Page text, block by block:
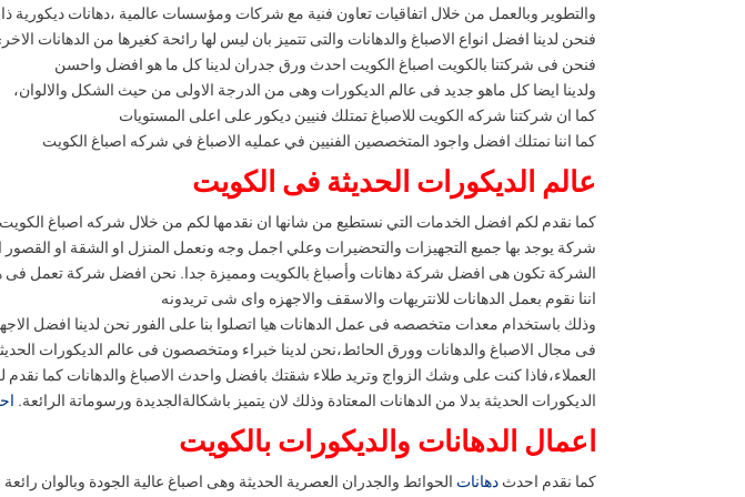
والتطوير وبالعمل من خلال اتفاقيات تعاون فنية مع شركات ومؤسسات عالمية ،دهانات ديكورية
فنحن لدينا افضل انواع الاصباغ والدهانات والتى تتميز بان ليس لها رائحة كغيرها من الدهانات
فنحن فى شركتنا بالكويت اصباغ الكويت احدث ورق جدران لدينا كل ما هو افضل واحسن
ولدينا ايضا كل ماهو جديد فى عالم الديكورات وهى من الدرجة الاولى من حيث الشكل والالوان،
كما ان شركتنا شركه الكويت للاصباغ تمتلك فنيين ديكور على اعلى المستويات
كما اننا نمتلك افضل واجود المتخصصين الفنيين في عمليه الاصباغ في شركه اصباغ الكويت
عالم الديكورات الحديثة فى الكويت
كما نقدم لكم افضل الخدمات التي نستطيع من شانها ان نقدمها لكم من خلال شركه اصباغ
شركة يوجد بها جميع التجهيزات والتحضيرات وعلي اجمل وجه ونعمل المنزل او الشقة او
الشركة تكون هى افضل شركة دهانات وأصباغ بالكويت ومميزة جدا. نحن افضل شركة تعمل فى
اننا نقوم بعمل الدهانات للانتريهات والاسقف والاجهزه واى شى تريدونه
وذلك باستخدام معدات متخصصه فى عمل الدهانات هيا اتصلوا بنا على الفور نحن لدينا افضل
فى مجال الاصباغ والدهانات وورق الحائط،نحن لدينا خبراء ومتخصصون فى عالم الديكورات
العملاء،فاذا كنت على وشك الزواج وتريد طلاء شقتك بافضل واحدث الاصباغ والدهانات كما
الديكورات الحديثة بدلا من الدهانات المعتادة وذلك لان يتميز باشكالةالجديدة ورسوماتة الرائعة.
اعمال الدهانات والديكورات بالكويت
كما نقدم احدثدهانات الحوائط والجدران العصرية الحديثة وهى اصباغ عالية الجودة وبالوان رائعة